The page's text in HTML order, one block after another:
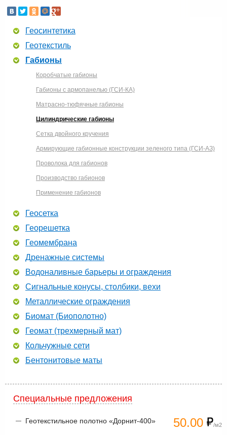
Геосинтетика
Геотекстиль
Габионы
Коробчатые габионы
Габионы с армопанелью (ГСИ-КА)
Матрасно-тюфячные габионы
Цилиндрические габионы
Сетка двойного кручения
Армирующие габионные конструкции зеленого типа (ГСИ-АЗ)
Проволока для габионов
Производство габионов
Применение габионов
Геосетка
Георешетка
Геомембрана
Дренажные системы
Водоналивные барьеры и ограждения
Сигнальные конусы, столбики, вехи
Металлические ограждения
Биомат (Биополотно)
Геомат (трехмерный мат)
Кольчужные сети
Бентонитовые маты
Специальные предложения
50.00 /м2
Геотекстильное полотно «Дорнит-400»